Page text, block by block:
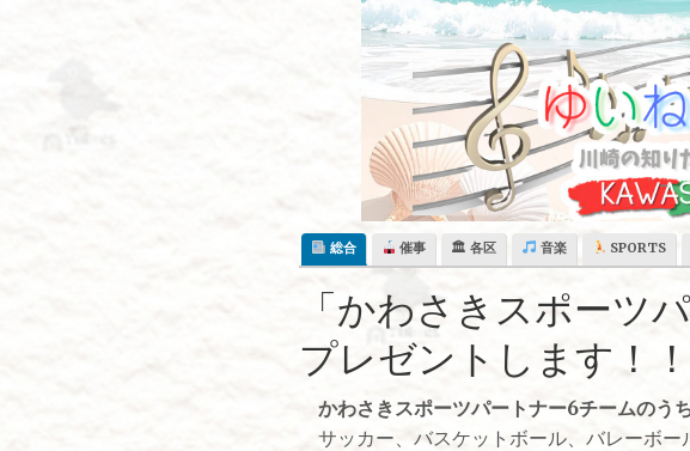
総合 催事 🏛 各区 音楽 SPORTS
「かわさきスポーツ
プレゼントします！！
かわさきスポーツパートナー6チームのう
サッカー、バスケットボール、バレーボー